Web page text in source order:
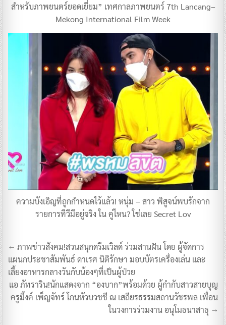
สำหรับภาพยนตร์ยอดเยี่ยม” เทศกาลภาพยนตร์ 7th Lancang–
Mekong International Film Week
ความบังเอิญที่ถูกกำหนดไว้แล้ว! หนุ่ม – สาว พิสูจน์พบรักจาก
รายการทีวีมีอยู่จริง ใน คู่ไหน? ใช่เลย Secret Lov
แนะแนว
เรื่อง
← ภาพข่าวสังคม!สวนสนุกดรีมเวิลด์ ร่วมสานฝัน โดย ผู้จัดการ
แผนกประชาสัมพันธ์ ดาเรศ นิติรักษา มอบบัตรเครื่องเล่น และ
เลี้ยงอาหารกลางวันกับน้องๆที่เป็นผู้ป่วย
แอ ภัทราริน!นักแสดงจาก “องบาก”พร้อมด้วย ผู้กำกับสาวสายบุญ
ครูมิ้งค์ เพ็ญจัทร์ โกนหัวบวชชี ณ เสถียรธรรมสถานวัชรพล เพื่อน
ในวงการร่วมงาน อนุโมธนาสาธุ →